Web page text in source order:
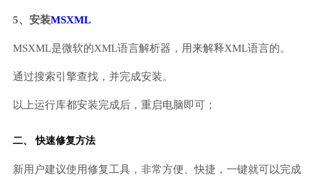
5、安装MSXML
MSXML是微软的XML语言解析器，用来解释XML语言的。
通过搜索引擎查找，并完成安装。
以上运行库都安装完成后，重启电脑即可；
二、 快速修复方法
新用户建议使用修复工具，非常方便、快捷，一键就可以完成